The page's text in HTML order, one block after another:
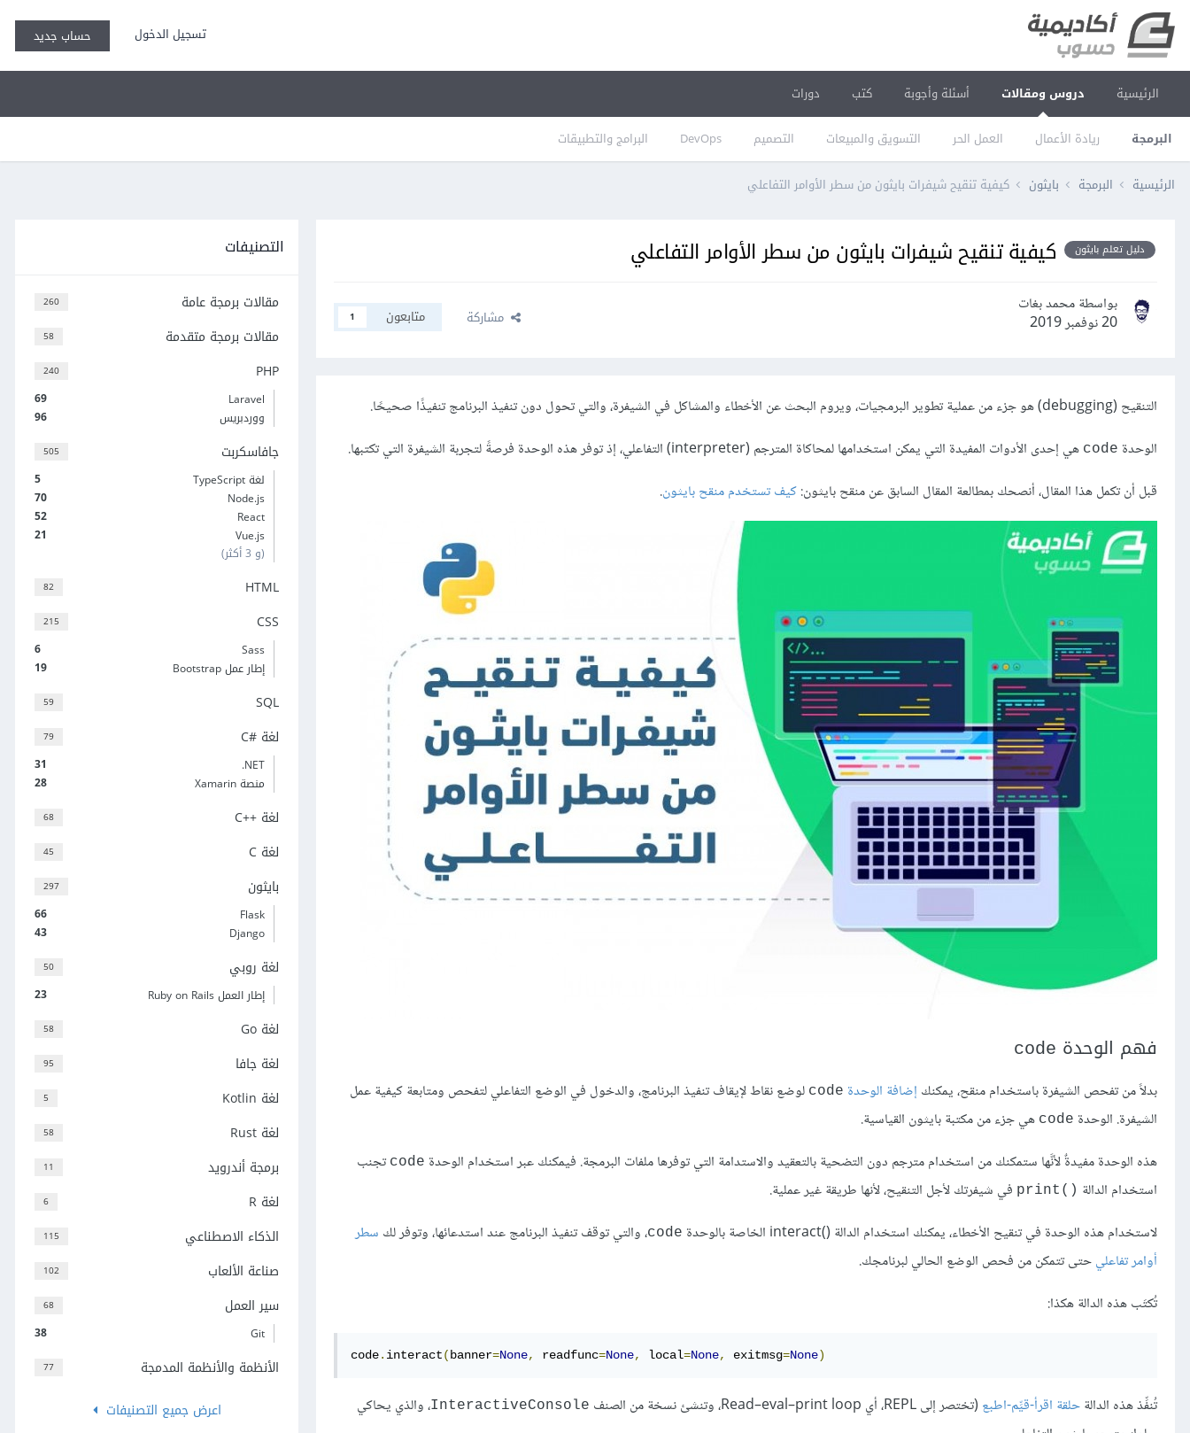
تسجيل الدخول حساب جديد
الرئيسية دروس ومقالات
البرمجة ريادة الأعمال العمل الحر التسويق والمبيعات التصميم DevOps البرامج والتطبيقات
أسئلة وأجوبة كتب دورات
الرئيسية البرمجة بايثون كيفية تنقيح شيفرات بايثون من سطر الأوامر التفاعلي
دليل تعلم بايثون كيفية تنقيح شيفرات بايثون من سطر الأوامر التفاعلي
بواسطة محمد بغات
20 نوفمبر 2019
مشاركة متابعون 1
التنقيح (debugging) هو جزء من عملية تطوير البرمجيات، ويروم البحث عن الأخطاء والمشاكل في الشيفرة، والتي تحول دون تنفيذ البرنامج تنفيذًا صحيحًا.
الوحدة code هي إحدى الأدوات المفيدة التي يمكن استخدامها لمحاكاة المترجم (interpreter) التفاعلي، إذ توفر هذه الوحدة فرصةً لتجربة الشيفرة التي تكتبها.
قبل أن تكمل هذا المقال، أنصحك بمطالعة المقال السابق عن منقح بايثون:كيف تستخدم منقح بايثون.
فهم الوحدة code
بدلاً من تفحص الشيفرة باستخدام منقح، يمكنك إضافة الوحدة code لوضع نقاط لإيقاف تنفيذ البرنامج، والدخول في الوضع التفاعلي لتفحص ومتابعة كيفية عمل
الشيفرة. الوحدة code هي جزء من مكتبة بايثون القياسية.
هذه الوحدة مفيدةٌ لأنَّها ستمكنك من استخدام مترجم دون التضحية بالتعقيد والاستدامة التي توفرها ملفات البرمجة. فيمكنك عبر استخدام الوحدة code تجنب
استخدام الدالة print()‎‎‎ في شيفرتك لأجل التنقيح، لأنها طريقة غير عملية.
لاستخدام هذه الوحدة في تنقيح الأخطاء، يمكنك استخدام الدالة interact()
الخاصة بالوحدة code، والتي توقف تنفيذ البرنامج عند استدعائها، وتوفر لك سطر
أوامر تفاعليحتى تتمكن من فحص الوضع الحالي لبرنامجك.
تُكتَب هذه الدالة هكذا:
code. interact( banner=None, readfunc=None, local=None, exitmsg=None)
تُنفِّذ هذه الدالةحلقة اقرأ-قيِّم-اطبع (تختصر إلى REPL، أي Read–eval–print loop، وتنشئ نسخة من الصنف InteractiveConsole، والذي يحاكي
التصنيفات
260 مقالات برمجة عامة
58 مقالات برمجة متقدمة
240 PHP
69
Laravel
96
ووردبريس
505 جافاسكربت
5
لغة TypeScript
70
Node.js
52
React
21
Vue.js
(و 3 أكثر)
82 HTML
215 CSS
6
Sass
19
إطار عمل Bootstrap
59 SQL
79 لغة C#‎
31
‎.NET
28
منصة Xamarin
68 لغة C++‎
45 لغة C
297 بايثون
66
Flask
43
Django
50 لغة روبي
23 إطار العمل Ruby on Rails
58 لغة Go
95 لغة جافا
5 لغة Kotlin
58 لغة Rust
11 برمجة أندرويد
6 لغة R
115 الذكاء الاصطناعي
102 صناعة الألعاب
68 سير العمل
38 Git
77
الأنظمة والأنظمة المدمجة
اعرض جميع التصنيفات